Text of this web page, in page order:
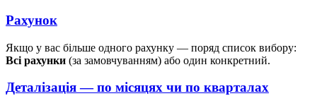
Рахунок
Якщо у вас більше одного рахунку — поряд список вибору:
Всі рахунки (за замовчуванням) або один конкретний.
Деталізація — по місяцях чи по кварталах